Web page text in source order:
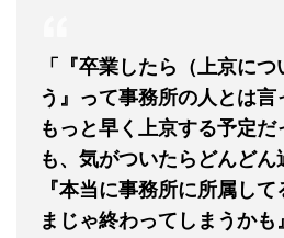
「『卒業したら（上京に
う』って事務所の人とは言
もっと早く上京する予定
も、気がついたらどんどん
『本当に事務所に所属し
まじゃ終わってしまうかも